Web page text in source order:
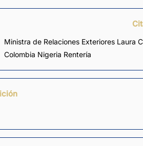
Ministra de Relaciones Exteriores Laura
Colombia Nigeria Rentería